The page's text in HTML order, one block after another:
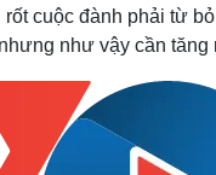
Việt Nam
Phân tích
Đời sống
Nhà đẹp
cuộc đành phải từ
như vậy cần